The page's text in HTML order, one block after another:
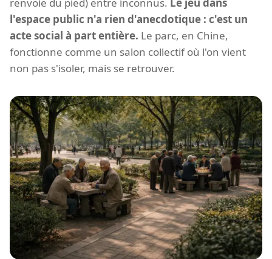
l'espace public n'a rien d'anecdotique : c'est un
acte social à part entière. Le parc, en Chine,
fonctionne comme un salon collectif où l'on vient
non pas s'isoler, mais se retrouver.